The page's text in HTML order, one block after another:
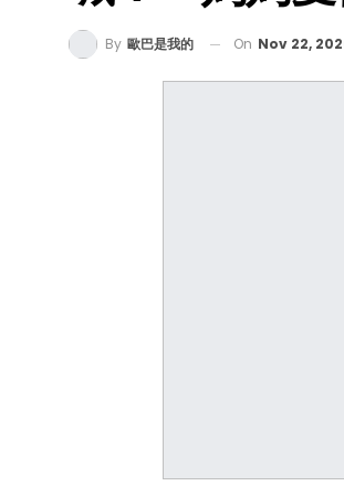
By 歐巴是我的 On Nov 22,